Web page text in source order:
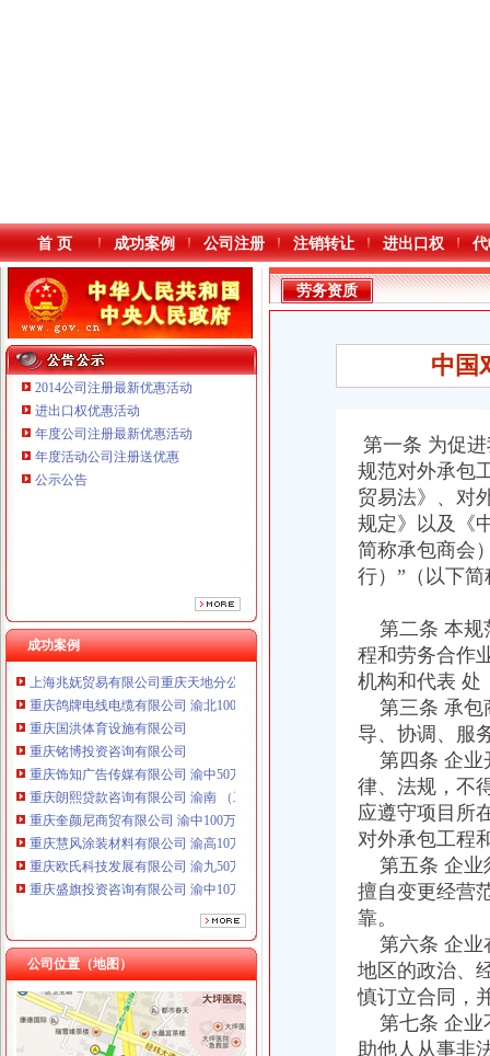
本站导航
首 页 成功案例 公司注册 注销转让 进出口权
2014公司注册最新优惠活动
进出口权优惠活动
年度公司注册最新优惠活动
年度活动公司注册送优惠
公示公告
成功案例
重庆鸽牌电线电缆有限公司 渝北10010万 (进出口权)
重庆国洪体育设施有限公司
重庆铭博投资咨询有限公司
重庆饰知广告传媒有限公司 渝中50万 （工商注册）
重庆朗熙贷款咨询有限公司 渝南 （工商注册）
重庆奎颜尼商贸有限公司 渝中100万 （工商注册）
重庆慧风涂装材料有限公司 渝高10万 （工商注册）
重庆欧氏科技发展有限公司 渝九50万 （进出口权）
重庆盛旗投资咨询有限公司 渝中10万 （工商注册）
重庆佳技维科技发展有限公司 渝南100万 （进出口权）
上海兆妩贸易有限公司重庆天地分公司 渝中 （工商注册）
重庆鸽牌电线电缆有限公司 渝北10010万 (进出口权)
重庆国洪体育设施有限公司
重庆铭博投资咨询有限公司
重庆饰知广告传媒有限公司 渝中50万 （工商注册）
重庆朗熙贷款咨询有限公司 渝南 （工商注册）
重庆奎颜尼商贸有限公司 渝中100万 （工商注册）
公司位置（地图）
工商动态
劳务资质
中国
第一条 为促
规范对外承包
贸易法》、对
规定》以及《
简称承包商会
行）”（以下
第二条 本规
程和劳务合作
机构和代表 处
第三条 承包
导、协调、服
第四条 企业
律、法规，不
应遵守项目所
对外承包工程
第五条 企业
擅自变更经营
靠。
第六条 企业
地区的政治、
慎订立合同，
第七条 企业
助他人从事非